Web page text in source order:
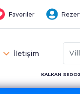
Favoriler
İletişim
KALKAN